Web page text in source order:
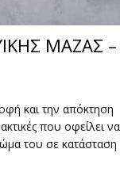
ΜΑΖΑΣ –
και την απόκτηση
που οφείλει να
του σε κατάσταση